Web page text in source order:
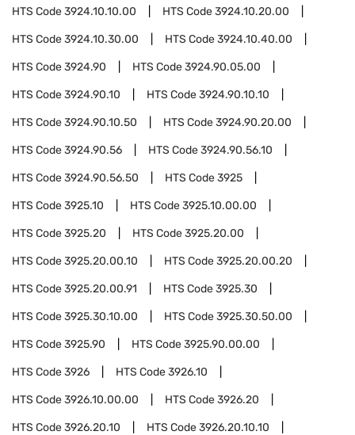
HTS Code3924.10.10.00 HTS Code3924.10.20.00
HTS Code3924.10.30.00 HTS Code3924.10.40.00
HTS Code3924.90 HTS Code3924.90.05.00
HTS Code3924.90.10 HTS Code3924.90.10.10
HTS Code3924.90.10.50 HTS Code3924.90.20.00
HTS Code3924.90.56 HTS Code3924.90.56.10
HTS Code3924.90.56.50 HTS Code3925
HTS Code3925.10 HTS Code3925.10.00.00
HTS Code3925.20 HTS Code3925.20.00
HTS Code3925.20.00.10 HTS Code3925.20.00.20
HTS Code3925.20.00.91 HTS Code3925.30
HTS Code3925.30.10.00 HTS Code3925.30.50.00
HTS Code3925.90 HTS Code3925.90.00.00
HTS Code3926 HTS Code3926.10
HTS Code3926.10.00.00 HTS Code3926.20
HTS Code3926.20.10 HTS Code3926.20.10.10